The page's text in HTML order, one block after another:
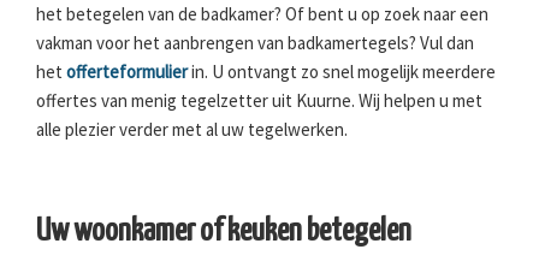
het betegelen van de badkamer? Of bent u op zoek naar een
vakman voor het aanbrengen van badkamertegels? Vul dan
het offerteformulierin. U ontvangt zo snel mogelijk meerdere
offertes van menig tegelzetter uit Kuurne. Wij helpen u met
alle plezier verder met al uw tegelwerken.
Uw woonkamer of keuken betegelen